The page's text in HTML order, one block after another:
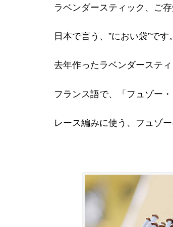
ラベンダースティック、ご
日本で言う、”におい袋”です。
去年作ったラベンダーステ
フランス語で、「フュゾー
レース編みに使う、フュゾ